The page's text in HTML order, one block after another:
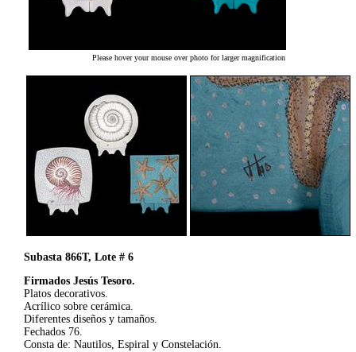
Please hover your mouse over photo for larger magnification
Subasta 866T, Lote # 6
Firmados Jesús Tesoro.
Platos decorativos.
Acrílico sobre cerámica.
Diferentes diseños y tamaños.
Fechados 76.
Consta de: Nautilos, Espiral y Constelación.